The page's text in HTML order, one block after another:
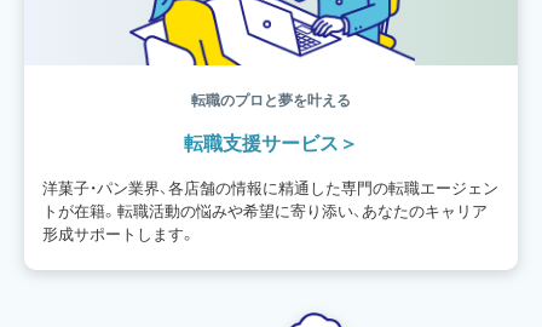
転職のプロと夢を叶える
転職支援サービス
洋菓子・パン業界、各店舗の情報に精通した専門の転職エージェン
トが在籍。転職活動の悩みや希望に寄り添い、あなたのキャリア
形成サポートします。